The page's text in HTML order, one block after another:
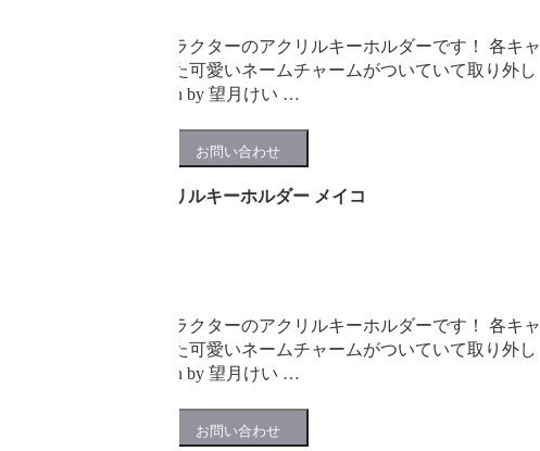
プチステーションキャラクターのアクリルキーホルダーです！ 各キャ
ラごとに切符の形をした可愛いネームチャームがついていて取り外し
も可能♪ 全6種 illustration by 望月けい …
プチステーション アクリルキーホルダー メイコ
プチステーションキャラクターのアクリルキーホルダーです！ 各キャ
ラごとに切符の形をした可愛いネームチャームがついていて取り外し
も可能♪ 全6種 illustration by 望月けい …